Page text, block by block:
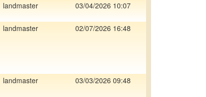
landmaster 03/04/2026 10:07
landmaster 02/07/2026 16:48
landmaster 03/03/2026 09:48